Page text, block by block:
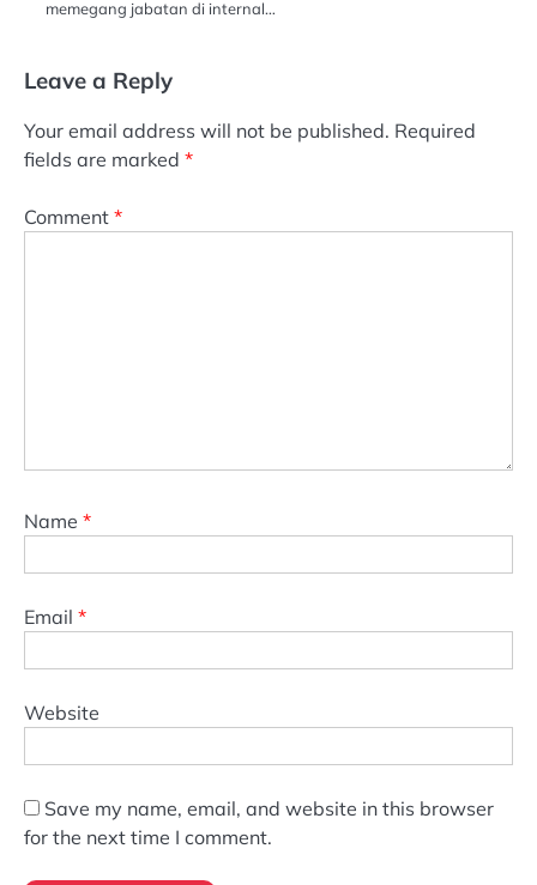
memegang jabatan di internal…
Leave a Reply
Your email address will not be published. Required
fields are marked *
Comment *
Name *
Email *
Website
Save my name, email, and website in this browser
for the next time I comment.